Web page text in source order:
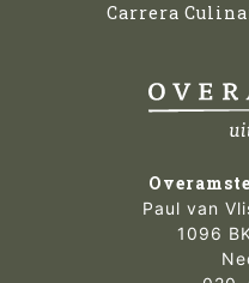
Carrera
Paul van
1096